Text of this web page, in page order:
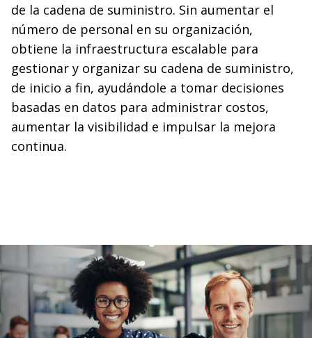
de la cadena de suministro. Sin aumentar el
número de personal en su organización,
obtiene la infraestructura escalable para
gestionar y organizar su cadena de suministro,
de inicio a fin, ayudándole a tomar decisiones
basadas en datos para administrar costos,
aumentar la visibilidad e impulsar la mejora
continua.